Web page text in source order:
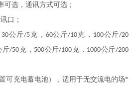
可选，通讯方式可选；
；
30公斤/5克， 60公斤/10克， 100公斤/20
斤/50克， 500公斤/100克， 1000公斤/200
充电蓄电池），适用于无交流电的场*